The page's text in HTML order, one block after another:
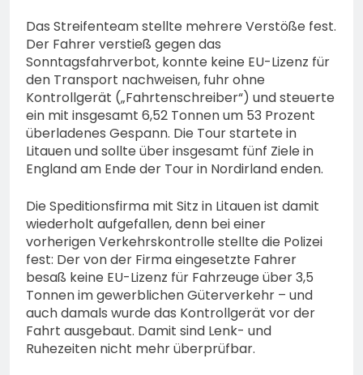
Das Streifenteam stellte mehrere Verstöße fest.
Der Fahrer verstieß gegen das
Sonntagsfahrverbot, konnte keine EU-Lizenz für
den Transport nachweisen, fuhr ohne
Kontrollgerät („Fahrtenschreiber“) und steuerte
ein mit insgesamt 6,52 Tonnen um 53 Prozent
überladenes Gespann. Die Tour startete in
Litauen und sollte über insgesamt fünf Ziele in
England am Ende der Tour in Nordirland enden.
Die Speditionsfirma mit Sitz in Litauen ist damit
wiederholt aufgefallen, denn bei einer
vorherigen Verkehrskontrolle stellte die Polizei
fest: Der von der Firma eingesetzte Fahrer
besaß keine EU-Lizenz für Fahrzeuge über 3,5
Tonnen im gewerblichen Güterverkehr – und
auch damals wurde das Kontrollgerät vor der
Fahrt ausgebaut. Damit sind Lenk- und
Ruhezeiten nicht mehr überprüfbar.